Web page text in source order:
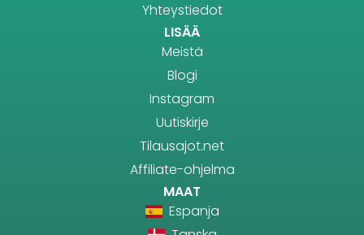
Yhteystiedot
LISÄÄ
Meistä
Blogi
Instagram
Uutiskirje
Tilausajot.net
Affiliate-ohjelma
MAAT
Espanja